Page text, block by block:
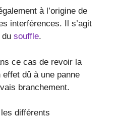
à l’origine de
interférences. Il s’agit
du souffle.
ce cas de revoir la
dû à une panne
branchement.
différents